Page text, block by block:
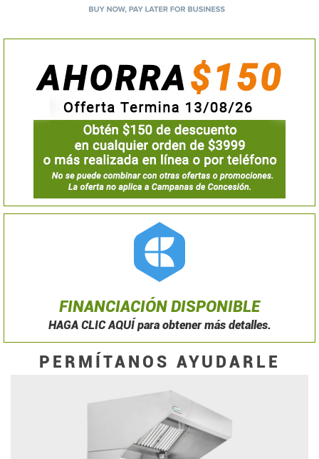
FINANCIACIÓN DISPONIBLE
HAGA CLIC AQUÍ para obtener más detalles.
PERMÍTANOS AYUDARLE